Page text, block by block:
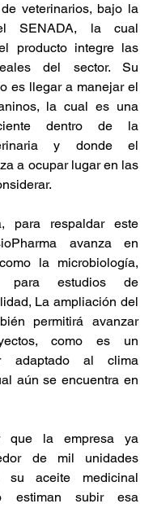
veterinarios, bajo la
SENADA, la cual
producto integre las
del sector. Su
es llegar a manejar el
la cual es una
dentro de la
y donde el
a ocupar lugar en las
para respaldar este
avanza en
la microbiología,
para estudios de
La ampliación del
permitirá avanzar
como es un
adaptado al clima
aún se encuentra en
que la empresa ya
de mil unidades
su aceite medicinal
estiman subir esa